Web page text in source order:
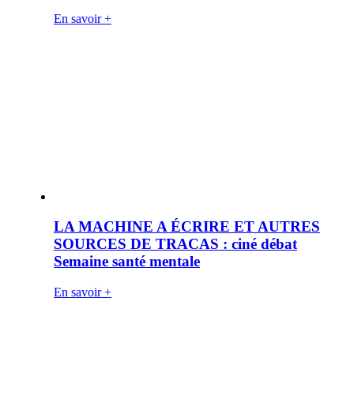
En savoir +
LA MACHINE A ÉCRIRE ET AUTRES
SOURCES DE TRACAS : ciné débat
Semaine santé mentale
En savoir +